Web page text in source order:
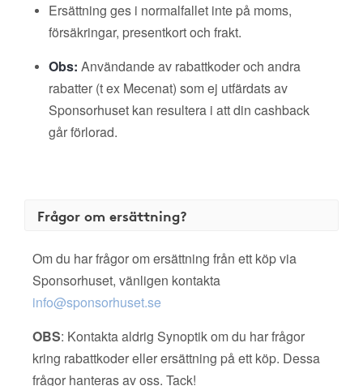
Ersättning ges i normalfallet inte på moms,
försäkringar, presentkort och frakt.
Obs: Användande av rabattkoder och andra
rabatter (t ex Mecenat) som ej utfärdats av
Sponsorhuset kan resultera i att din cashback
går förlorad.
Frågor om ersättning?
Om du har frågor om ersättning från ett köp via
Sponsorhuset, vänligen kontakta
info@sponsorhuset.se
OBS: Kontakta aldrig Synoptik om du har frågor
kring rabattkoder eller ersättning på ett köp. Dessa
frågor hanteras av oss. Tack!